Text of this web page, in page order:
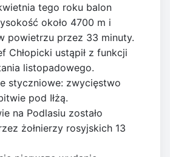
tego roku balon
około 4700 m i
powietrzu przez 33 minuty.
Chłopicki ustąpił z funkcji
listopadowego.
styczniowe: zwycięstwo
pod Iłżą.
na Podlasiu zostało
żołnierzy rosyjskich 13